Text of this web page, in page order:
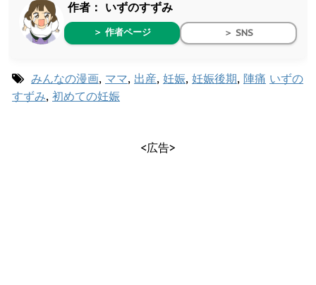
作者： いずのすずみ
＞ 作者ページ ＞ SNS
みんなの漫画, ママ, 出産, 妊娠, 妊娠後期, 陣痛 いずの
すずみ, 初めての妊娠
<広告>